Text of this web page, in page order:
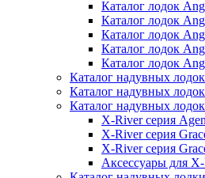
Каталог лодок
Каталог лодок
Каталог лодок
Каталог лодок
Каталог лодок
Каталог надувных
Каталог надувных
Каталог надувных
X-River серия
X-River серия
X-River серия
Аксессуары для